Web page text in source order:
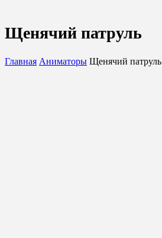
Щенячий патруль
Главная Аниматоры Щенячий патруль